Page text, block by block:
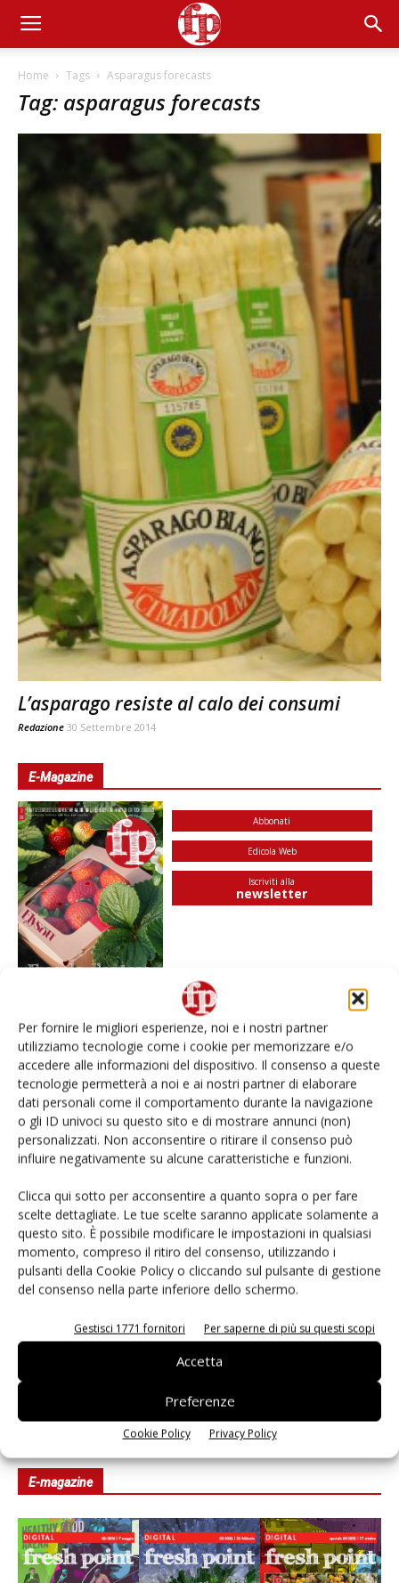
Per fornire le migliori esperienze, noi e i nostri partner
utilizziamo tecnologie come i cookie per memorizzare e/o
accedere alle informazioni del dispositivo. Il consenso a queste
tecnologie permetterà a noi e ai nostri partner di elaborare
dati personali come il comportamento durante la navigazione
o gli ID univoci su questo sito e di mostrare annunci (non)
personalizzati. Non acconsentire o ritirare il consenso può
influire negativamente su alcune caratteristiche e funzioni.
Clicca qui sotto per acconsentire a quanto sopra o per fare
scelte dettagliate. Le tue scelte saranno applicate solamente a
questo sito. È possibile modificare le impostazioni in qualsiasi
momento, compreso il ritiro del consenso, utilizzando i
pulsanti della Cookie Policy o cliccando sul pulsante di gestione
del consenso nella parte inferiore dello schermo.
Gestisci 1771 fornitori Per saperne di più su questi scopi
Accetta
Preferenze
Cookie Policy Privacy Policy
Home Tags Asparagus forecasts
Tag: asparagus forecasts
L’asparago resiste al calo dei consumi
Redazione 30 Settembre 2014
E-Magazine
Abbonati
Edicola Web
Iscriviti alla
newsletter
I più visti
Spazio Conad: continua la conversione dei punti di
vendita
Non è una susina: è Metis… e può rivoluzionare la
Andamento prezzi ortofrutta in Italia al 27 luglio
2026
Leonardo Odorizzi: “Dobbiamo creare stupore nel
L’ortofrutta di Extra Supermercati tra localismo e
E-magazine